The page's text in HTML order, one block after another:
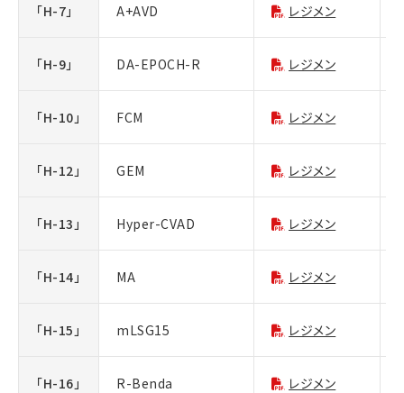
「H-7」 A+AVD レジメン
「H-9」 DA-EPOCH-R レジメン
「H-10」 FCM レジメン
「H-12」 GEM レジメン
「H-13」 Hyper-CVAD レジメン
「H-14」 MA レジメン
「H-15」 mLSG15 レジメン
「H-16」 R-Benda レジメン